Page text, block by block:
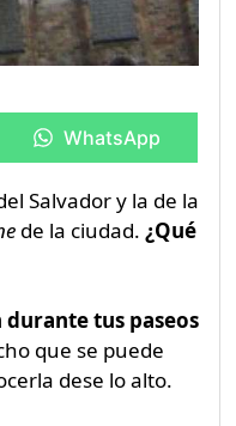
en
WhatsApp
Salvador y la de la
de la ciudad. ¿Qué
tus paseos
que se puede
dese lo alto.
en